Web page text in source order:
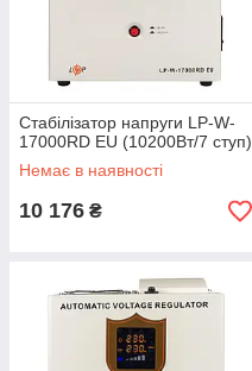
Стабілізатор напруги LP-W-
17000RD EU (10200Вт/7 ступ)
Немає в наявності
10 176 ₴